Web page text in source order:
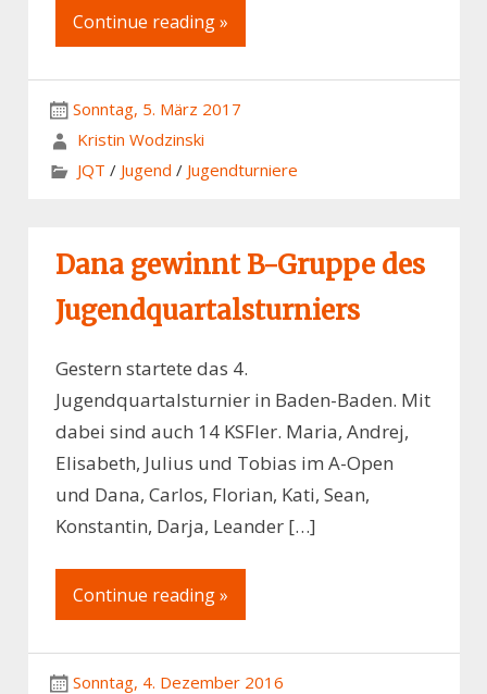
Continue reading »
Sonntag, 5. März 2017
Kristin Wodzinski
JQT / Jugend / Jugendturniere
Dana gewinnt B-Gruppe des
Jugendquartalsturniers
Gestern startete das 4.
Jugendquartalsturnier in Baden-Baden. Mit
dabei sind auch 14 KSFler. Maria, Andrej,
Elisabeth, Julius und Tobias im A-Open
und Dana, Carlos, Florian, Kati, Sean,
Konstantin, Darja, Leander […]
Continue reading »
Sonntag, 4. Dezember 2016